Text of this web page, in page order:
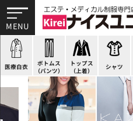
医療白衣
ドクターコート
ドクタージャケット
医療用ジャケット
ケーシージャケット
ボトムス
（パンツ）
パンツ
スクラブパンツ
スカート
キュロット
トップス
（上着）
オーバーブラウス
ベスト
アウター
アンダーウェア
シャツ
カットソー
ブラウス
ポロシャツ
Tシャツ
H型エプロン
腰下エプロン
ラップエプロン
エプロンドレス
スニーカー
サンダル
ナースシューズ
パンプス
すべて
スカーフ・リボン
バッグ
ゲストウェア
施術衣
マタニティユニフォーム
衛生アイテム